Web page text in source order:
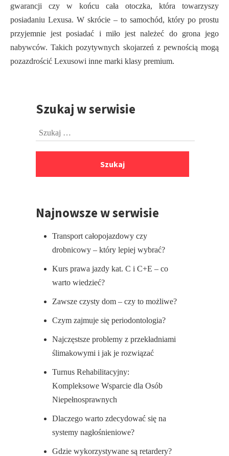
gwarancji czy w końcu cała otoczka, która towarzyszy
posiadaniu Lexusa. W skrócie – to samochód, który po prostu
przyjemnie jest posiadać i miło jest należeć do grona jego
nabywców. Takich pozytywnych skojarzeń z pewnością mogą
pozazdrościć Lexusowi inne marki klasy premium.
PrzejdźSzukaj w serwisie
Szukaj:
Najnowsze w serwisie
Transport całopojazdowy czy
drobnicowy – który lepiej wybrać?
Kurs prawa jazdy kat. C i C+E – co
warto wiedzieć?
Zawsze czysty dom – czy to możliwe?
Czym zajmuje się periodontologia?
Najczęstsze problemy z przekładniami
ślimakowymi i jak je rozwiązać
Turnus Rehabilitacyjny:
Kompleksowe Wsparcie dla Osób
Niepełnosprawnych
Dlaczego warto zdecydować się na
systemy nagłośnieniowe?
Gdzie wykorzystywane są retardery?